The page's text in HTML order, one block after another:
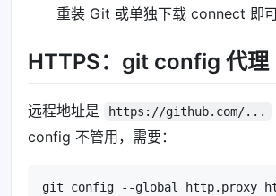
重装 Git 或单独下载 connect 即可
HTTPS：git config 代理
远程地址是 https://github.com/...
config 不管用，需要：